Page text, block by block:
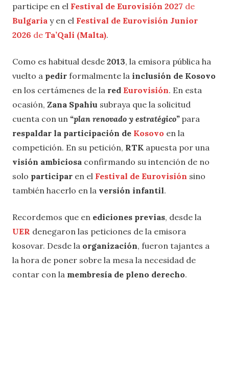
participe en el Festival de Eurovisión 2027 de
Bulgaria y en el Festival de Eurovisión Junior
2026 de Ta’Qali (Malta).
Como es habitual desde 2013, la emisora pública ha
vuelto a pedir formalmente la inclusión de Kosovo
en los certámenes de la red Eurovisión. En esta
ocasión, Zana Spahiu subraya que la solicitud
cuenta con un “plan renovado y estratégico”para
respaldar la participación de Kosovo en la
competición. En su petición, RTK apuesta por una
visión ambiciosa confirmando su intención de no
solo participar en el Festival de Eurovisión sino
también hacerlo en la versión infantil.
Recordemos que en ediciones previas, desde la
UER denegaron las peticiones de la emisora
kosovar. Desde la organización, fueron tajantes a
la hora de poner sobre la mesa la necesidad de
contar con la membresía de pleno derecho.